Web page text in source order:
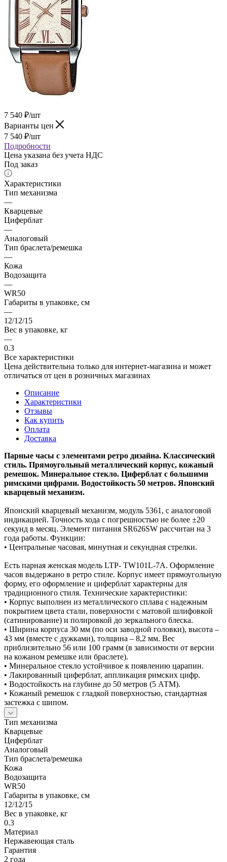
7 540 ₽/шт
Варианты цен
7 540 ₽/шт
Подробности
Цена указана без учета НДС
Под заказ
Характеристики
Тип механизма
—
Кварцевые
Циферблат
—
Аналоговый
Тип браслета/ремешка
—
Кожа
Водозащита
—
WR50
Габариты в упаковке, см
—
12/12/15
Вес в упаковке, кг
—
0.3
Все характеристики
Цена действительна только для интернет-магазина и может
отличаться от цен в розничных магазинах
Описание
Характеристики
Отзывы
Как купить
Оплата
Доставка
Парные часы с элементами ретро дизайна. Классический
стиль. Прямоугольный металлический корпус, кожаный
ремешок. Минеральное стекло. Циферблат с большими
римскими цифрами. Водостойкость 50 метров. Японский
кварцевый механизм.
Японский кварцевый механизм, модуль 5361, с аналоговой
индикацией. Точность хода с погрешностью не более ±20
секунд в месяц. Элемент питания SR626SW рассчитан на 3
года работы. Функции:
• Центральные часовая, минутная и секундная стрелки.
Есть парная женская модель LTP- TW101L-7A. Оформление
часов выдержано в ретро стиле. Корпус имеет прямоугольную
форму, его оформление и циферблат характерны для
традиционного стиля. Технические характеристики:
• Корпус выполнен из металлического сплава с надежным
покрытием цвета стали, поверхности с матовой шлифовкой
(сатинирование) и полировкой до зеркального блеска.
• Ширина корпуса 30 мм (по оси заводной головки), высота –
43 мм (вместе с дужками), толщина – 8,2 мм. Вес
приблизительно 56 или 100 грамм (в зависимости от версии
на кожаном ремешке или браслете).
• Минеральное стекло устойчивое к появлению царапин.
• Лакированный циферблат, аппликация римских цифр.
• Водостойкость на глубине до 50 метров (5 АТМ).
• Кожаный ремешок с гладкой поверхностью, стандартная
застежка с шипом.
Тип механизма
Кварцевые
Циферблат
Аналоговый
Тип браслета/ремешка
Кожа
Водозащита
WR50
Габариты в упаковке, см
12/12/15
Вес в упаковке, кг
0.3
Материал
Нержавеющая сталь
Гарантия
2 года